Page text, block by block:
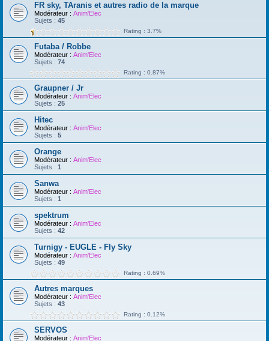
FR sky, TAranis et autres radio de la marque
Modérateur : Anim'Elec
Sujets : 45
Rating : 3.7%
Futaba / Robbe
Modérateur : Anim'Elec
Sujets : 74
Rating : 0.87%
Graupner / Jr
Modérateur : Anim'Elec
Sujets : 25
Hitec
Modérateur : Anim'Elec
Sujets : 5
Orange
Modérateur : Anim'Elec
Sujets : 1
Sanwa
Modérateur : Anim'Elec
Sujets : 1
spektrum
Modérateur : Anim'Elec
Sujets : 42
Turnigy - EUGLE - Fly Sky
Modérateur : Anim'Elec
Sujets : 49
Rating : 0.69%
Autres marques
Modérateur : Anim'Elec
Sujets : 43
Rating : 0.12%
SERVOS
Modérateur : Anim'Elec